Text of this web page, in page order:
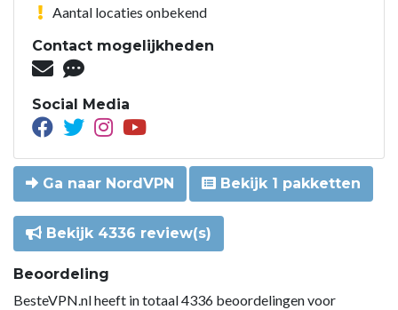
Aantal locaties onbekend
Contact mogelijkheden
Social Media
Ga naar NordVPN Bekijk 1 pakketten
Bekijk 4336 review(s)
Beoordeling
BesteVPN.nl heeft in totaal 4336 beoordelingen voor